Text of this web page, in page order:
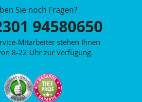
Sie noch Fragen?
94580650
Mitarbeiter stehen Ihnen
8-22 Uhr zur Verfügung.